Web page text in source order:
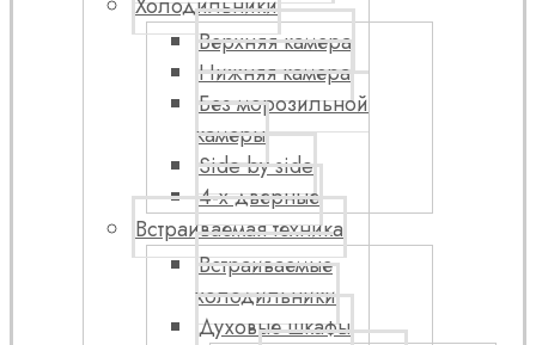
Холодильники
Верхняя камера
Нижняя камера
Без морозильной
камеры
Side by side
4-х дверные
Встраиваемая техника
Встраиваемые
холодильники
Духовые шкафы